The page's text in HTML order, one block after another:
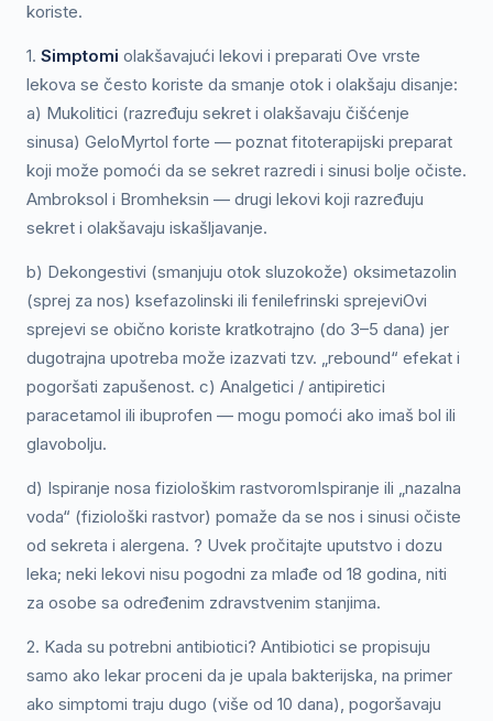
koriste.
1. Simptomi olakšavajući lekovi i preparati Ove vrste
lekova se često koriste da smanje otok i olakšaju disanje:
a) Mukolitici (razređuju sekret i olakšavaju čišćenje
sinusa) GeloMyrtol forte — poznat fitoterapijski preparat
koji može pomoći da se sekret razredi i sinusi bolje očiste.
Ambroksol i Bromheksin — drugi lekovi koji razređuju
sekret i olakšavaju iskašljavanje.
b) Dekongestivi (smanjuju otok sluzokože) oksimetazolin
(sprej za nos) ksefazolinski ili fenilefrinski sprejeviOvi
sprejevi se obično koriste kratkotrajno (do 3–5 dana) jer
dugotrajna upotreba može izazvati tzv. „rebound“ efekat i
pogoršati zapušenost. c) Analgetici / antipiretici
paracetamol ili ibuprofen — mogu pomoći ako imaš bol ili
glavobolju.
d) Ispiranje nosa fiziološkim rastvoromIspiranje ili „nazalna
voda“ (fiziološki rastvor) pomaže da se nos i sinusi očiste
od sekreta i alergena. ? Uvek pročitajte uputstvo i dozu
leka; neki lekovi nisu pogodni za mlađe od 18 godina, niti
za osobe sa određenim zdravstvenim stanjima.
2. Kada su potrebni antibiotici? Antibiotici se propisuju
samo ako lekar proceni da je upala bakterijska, na primer
ako simptomi traju dugo (više od 10 dana), pogoršavaju